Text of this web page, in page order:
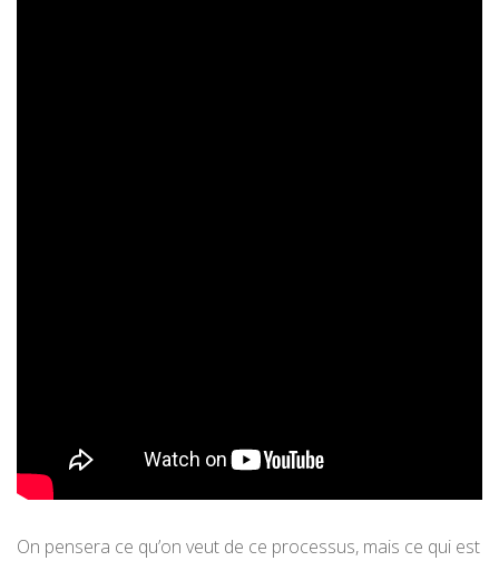
On pensera ce qu’on veut de ce processus, mais ce qui est